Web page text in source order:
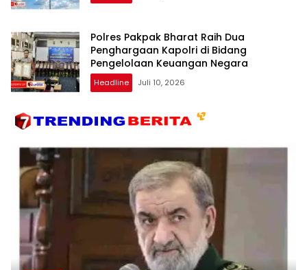
Polres Pakpak Bharat Raih Dua
Penghargaan Kapolri di Bidang
Pengelolaan Keuangan Negara
Headline Juli 10, 2026